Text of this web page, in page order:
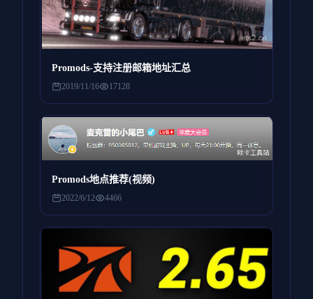
Promods-支持注册邮箱地址汇总
2019/11/16 17128
Promods地点推荐(视频)
2022/6/12 4466